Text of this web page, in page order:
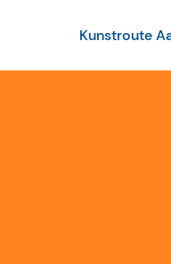
Kunstroute